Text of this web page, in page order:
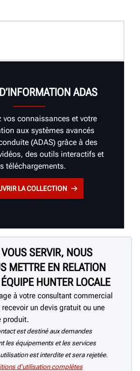
ADAS
vos connaissances et votre
aux systèmes avancés
(ADAS) grâce à des
des outils interactifs et
téléchargements.
LA COLLECTION
SERVIR, NOUS
METTRE EN RELATION
HUNTER LOCALE
à votre consultant commercial
un devis gratuit ou une
produit.
est destiné aux demandes
les équipements et les services
est interdite et sera rejetée.
d’utilisation complètes